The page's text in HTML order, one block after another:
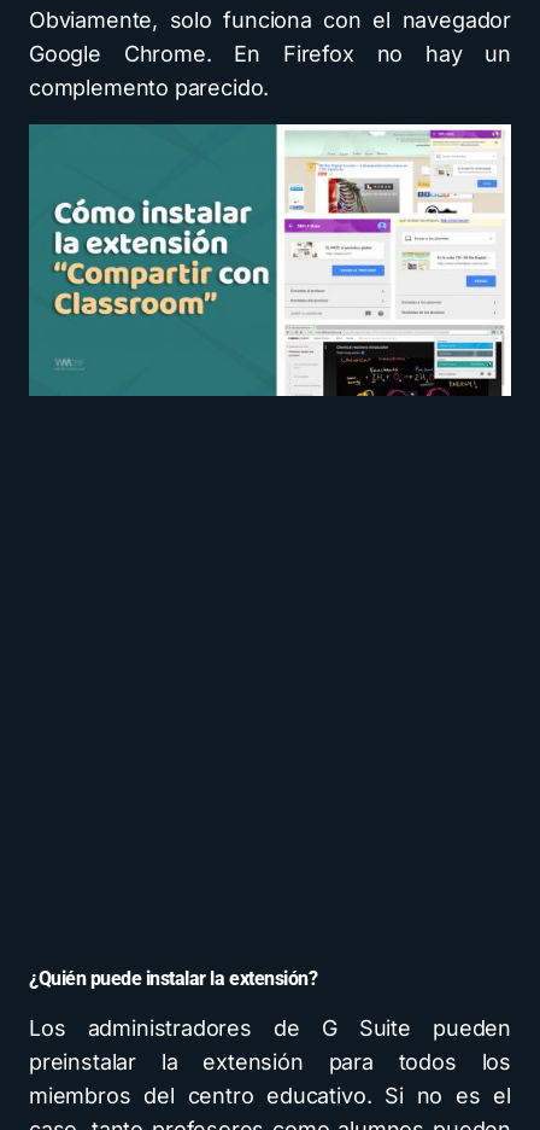
Obviamente, solo funciona con el navegador
Google Chrome. En Firefox no hay un
complemento parecido.
¿Quién puede instalar la extensión?
Los administradores de G Suite pueden
preinstalar la extensión para todos los
miembros del centro educativo. Si no es el